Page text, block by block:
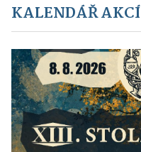
KALENDÁŘ AKCÍ